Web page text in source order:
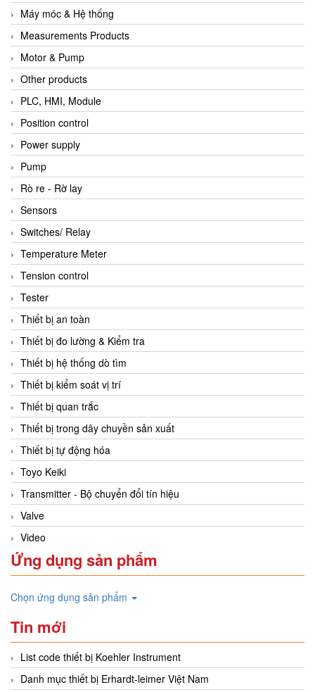
Máy móc & Hệ thống
Measurements Products
Motor & Pump
Other products
PLC, HMI, Module
Position control
Power supply
Pump
Rò re - Rờ lay
Sensors
Switches/ Relay
Temperature Meter
Tension control
Tester
Thiết bị an toàn
Thiết bị đo lường & Kiểm tra
Thiết bị hệ thống dò tìm
Thiết bị kiểm soát vị trí
Thiết bị quan trắc
Thiết bị trong dây chuyền sản xuất
Thiết bị tự động hóa
Toyo Keiki
Transmitter - Bộ chuyển đổi tín hiệu
Valve
Video
Ứng dụng sản phẩm
Chọn ứng dụng sản phẩm
Tin mới
List code thiết bị Koehler Instrument
Danh mục thiết bị Erhardt-leimer Việt Nam